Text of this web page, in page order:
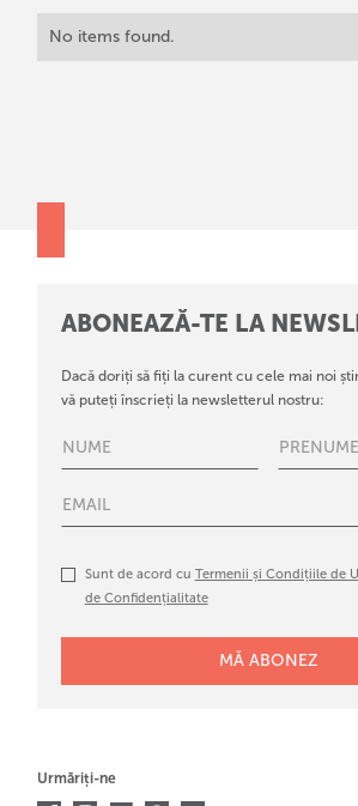
No items found.
ABONEAZĂ-TE LA
Dacă doriți să fiți la curent cu cele mai noi
vă puteți înscrieți la newsletterul nostru:
Sunt de acord cu Termenii și Condițiile de
de Confidențialitate
Urmăriți-ne